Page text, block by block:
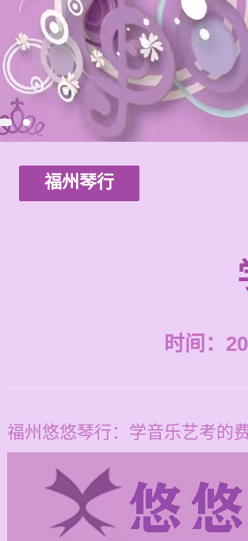
福州琴行
时间：
福州悠悠琴行：学音乐艺考的